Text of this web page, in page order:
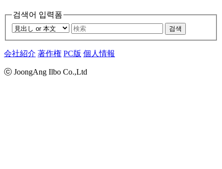
검색어 입력폼
검색
会社紹介 著作権 PC版 個人情報
ⓒ JoongAng Ilbo Co.,Ltd